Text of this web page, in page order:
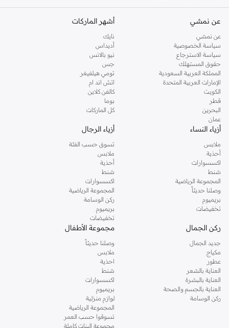
عن نمشي
عن نمشي
سياسة الخصوصية
سياسة الاسترجاع
حقوق المستهلك
المملكة العربية السعودية
الإمارات العربية المتحدة
الكويت
قطر
البحرين
عمان
أشهر الماركات
نايك
أديداس
نيو بالانس
جس
تومي هيلفيغر
اتش اند ام
كالفن كلاين
بوما
كل الماركات
أزياء النساء
ملابس
أحذية
اكسسوارات
شنط
المجموعة الرياضية
وصلنا حديثاً
بريميوم
تخفيضات
أزياء الرجال
تسوق حسب الفئة
ملابس
أحذية
شنط
اكسسوارات
المجموعة الرياضية
ركن الوسامة
بريميوم
تخفيضات
ركن الجمال
جديد الجمال
مكياج
عطور
العناية بالشعر
العناية بالبشرة
العناية بالجسم والصحة
ركن الوسامة
مجموعة الأطفال
وصلنا حديثاً
ملابس
احذية
شنط
اكسسوارات
بريميوم
لوازم منزلية
المجموعة الرياضية
تسوقوا حسب العمر
مجموعة البنات كاملة